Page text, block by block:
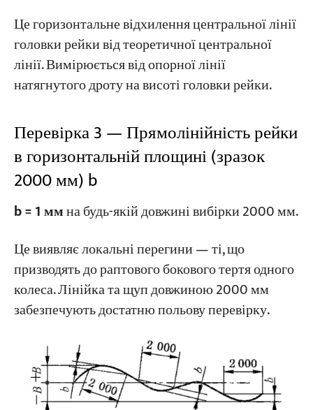
Це горизонтальне відхилення центральної лінії
головки рейки від теоретичної центральної
лінії. Вимірюється від опорної лінії
натягнутого дроту на висоті головки рейки.
Перевірка 3 — Прямолінійність рейки
в горизонтальній площині (зразок
2000 мм) b
b = 1 ммна будь-якій довжині вибірки 2000 мм.
Це виявляє локальні перегини — ті, що
призводять до раптового бокового тертя одного
колеса. Лінійка та щуп довжиною 2000 мм
забезпечують достатню польову перевірку.